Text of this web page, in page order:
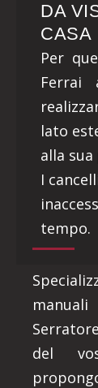
DA
CASA
Per
Ferrai
lato
alla
I
tempo.
del